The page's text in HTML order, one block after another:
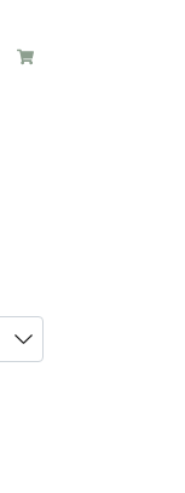
SearchCart